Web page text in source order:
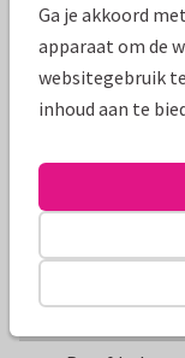
geschilderde
Alle kaarten zijn
Formaten en
10 x 10 cm
Ga je akkoord
apparaat om de
websitegebruik
inhoud aan te